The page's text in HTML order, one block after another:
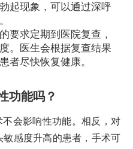
起现象，可以通过深呼
要求定期到医院复查，
。医生会根据复查结果
者尽快恢复健康。
功能吗？
会影响性功能。相反，对
感度升高的患者，手术可